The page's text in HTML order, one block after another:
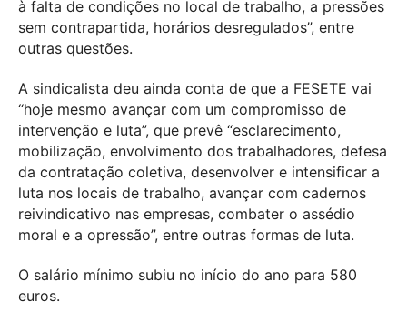
à falta de condições no local de trabalho, a pressões
sem contrapartida, horários desregulados”, entre
outras questões.
A sindicalista deu ainda conta de que a FESETE vai
“hoje mesmo avançar com um compromisso de
intervenção e luta”, que prevê “esclarecimento,
mobilização, envolvimento dos trabalhadores, defesa
da contratação coletiva, desenvolver e intensificar a
luta nos locais de trabalho, avançar com cadernos
reivindicativo nas empresas, combater o assédio
moral e a opressão”, entre outras formas de luta.
O salário mínimo subiu no início do ano para 580
euros.